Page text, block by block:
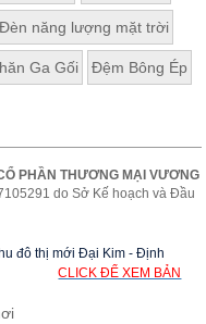
Đèn năng lượng mặt trời
Ga Gối Đệm Bông Ép
PHẦN THƯƠNG MẠI VƯƠNG
do Sở Kế hoạch và Đầu
đô thị mới Đại Kim - Định
CLICK ĐỂ XEM BẢN